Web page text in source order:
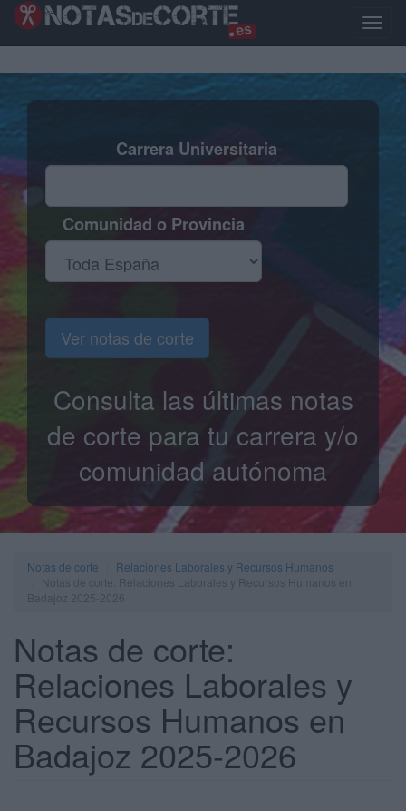
Pasar
Toggle
Carrera Universitaria
Comunidad o Provincia
Ver notas de corte
Consulta las últimas notas
de corte para tu carrera y/o
comunidad autónoma
Notas de corte
Relaciones Laborales y Recursos Humanos
Notas de corte:
Relaciones Laborales y
Recursos Humanos en
Badajoz 2025-2026